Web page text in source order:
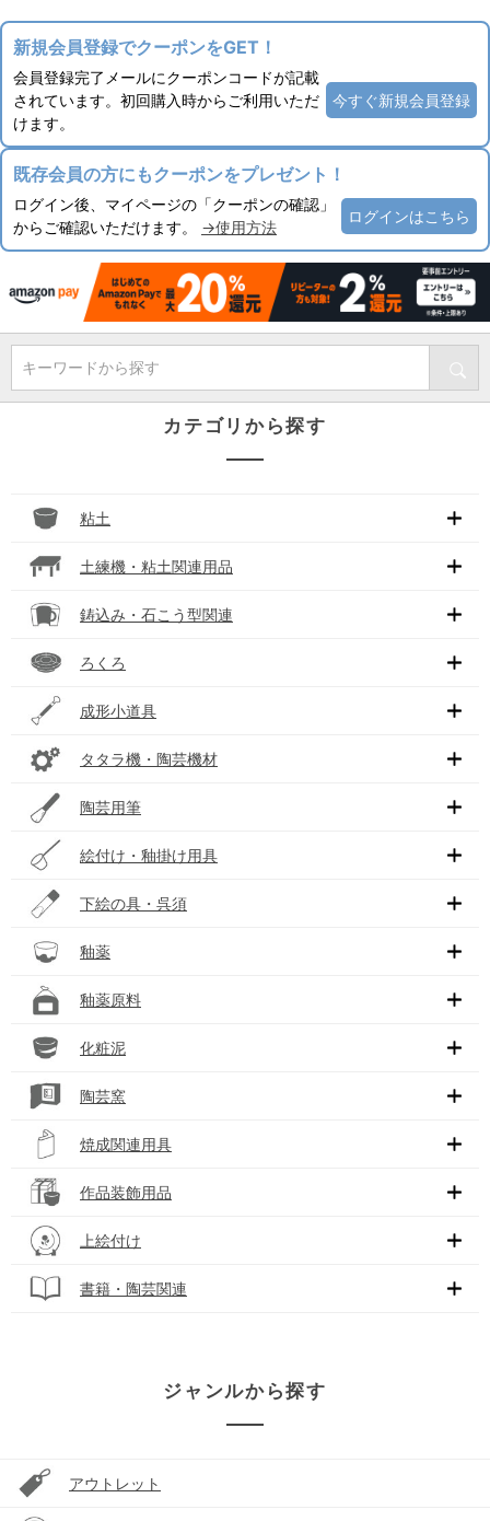
新規会員登録でクーポンをGET！
会員登録完了メールにクーポンコードが記載
されています。初回購入時からご利用いただ
けます。
今すぐ新規会員登録
既存会員の方にもクーポンをプレゼント！
ログイン後、マイページの「クーポンの確認」
からご確認いただけます。 →使用方法
ログインはこちら
キーワードから探す
カテゴリから探す
粘土
土練機・粘土関連用品
鋳込み・石こう型関連
ろくろ
成形小道具
タタラ機・陶芸機材
陶芸用筆
絵付け・釉掛け用具
下絵の具・呉須
釉薬
釉薬原料
化粧泥
陶芸窯
焼成関連用具
作品装飾用品
上絵付け
書籍・陶芸関連
ジャンルから探す
アウトレット